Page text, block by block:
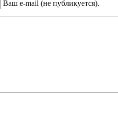
Ваш e-mail (не публикуется).